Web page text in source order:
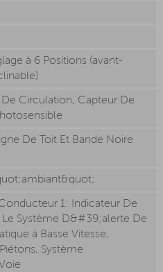
à 6 Positions (avant-
De Circulation, Capteur De
De Toit Et Bande Noire
1: Indicateur De
Système D&#39;alerte De
à Basse Vitesse,
Système